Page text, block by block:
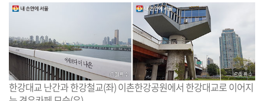
한강대교 난간과 한강철교(좌) 이촌한강공원에서 한강대교로 이어지